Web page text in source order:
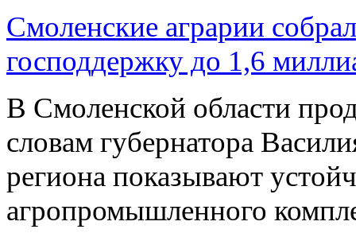
Смоленские аграрии
господдержку до 1,6
В Смоленской области
словам губернатора
региона показывают
агропромышленного